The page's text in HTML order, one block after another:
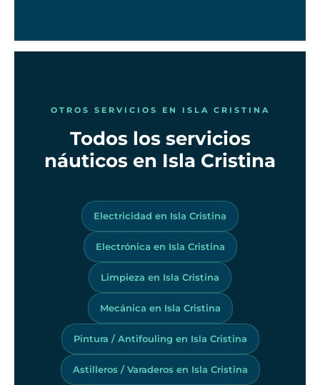
OTROS SERVICIOS EN ISLA CRISTINA
Todos los servicios
náuticos en Isla Cristina
Electricidad en Isla Cristina
Electrónica en Isla Cristina
Limpieza en Isla Cristina
Mecánica en Isla Cristina
Pintura / Antifouling en Isla Cristina
Astilleros / Varaderos en Isla Cristina